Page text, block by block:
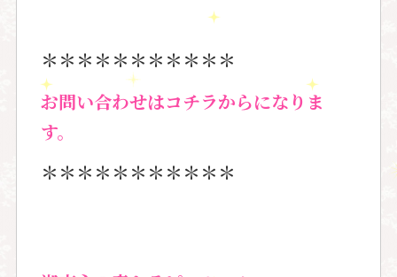
＊＊＊＊＊＊＊＊＊＊＊
お問い合わせはコチラからになりま
す。
＊＊＊＊＊＊＊＊＊＊＊